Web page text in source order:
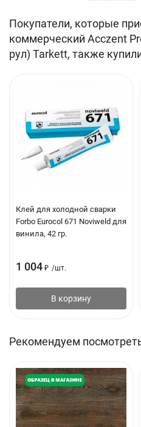
Вес: 3 кг/м2
Покупатели, которые
коммерческий Acczent
рул) Tarkett, также
Клей для холодной сварки
Forbo Eurocol 671 Noviweld для
винила, 42 гр.
1 004 ₽ /шт.
В корзину
Рекомендуем